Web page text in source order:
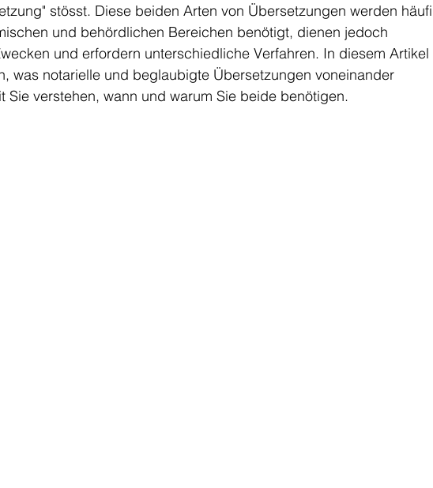
stösst. Diese beiden Arten von Übersetzungen werden
und behördlichen Bereichen benötigt, dienen jedoch
und erfordern unterschiedliche Verfahren. In diesem Artikel
was notarielle und beglaubigte Übersetzungen voneinander
Sie verstehen, wann und warum Sie beide benötigen.